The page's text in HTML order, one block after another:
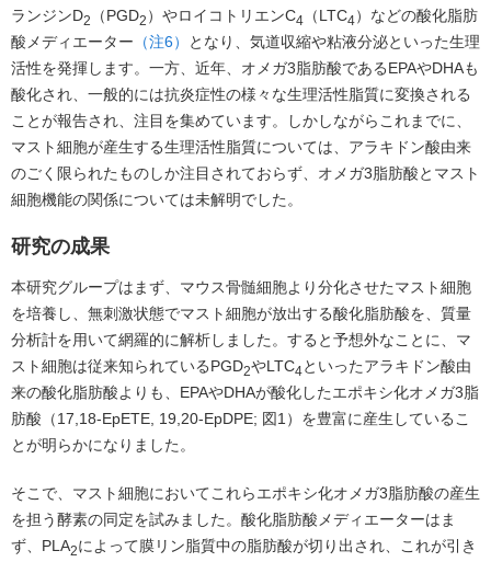
ランジンD2 （PGD2 ）やロイコトリエンC4 （LTC4）などの酸化脂肪
酸メディエーター （注6）
となり、気道収縮や粘液分泌といった生理
活性を発揮します。一方、近年、オメガ3脂肪酸であるEPAやDHAも
酸化され、一般的には抗炎症性の様々な生理活性脂質に変換される
ことが報告され、注目を集めています。しかしながらこれまでに、
マスト細胞が産生する生理活性脂質については、アラキドン酸由来
のごく限られたものしか注目されておらず、オメガ3脂肪酸とマスト
細胞機能の関係については未解明でした。
研究の成果
本研究グループはまず、マウス骨髄細胞より分化させたマスト細胞
を培養し、無刺激状態でマスト細胞が放出する酸化脂肪酸を、質量
分析計を用いて網羅的に解析しました。すると予想外なことに、マ
スト細胞は従来知られているPGD2やLTC4といったアラキドン酸由
来の酸化脂肪酸よりも、EPAやDHAが酸化したエポキシ化オメガ3脂
肪酸（17,18-EpETE, 19,20-EpDPE; 図1）を豊富に産生しているこ
とが明らかになりました。
そこで、マスト細胞においてこれらエポキシ化オメガ3脂肪酸の産生
を担う酵素の同定を試みました。酸化脂肪酸メディエーターはま
ず、PLA2によって膜リン脂質中の脂肪酸が切り出され、これが引き